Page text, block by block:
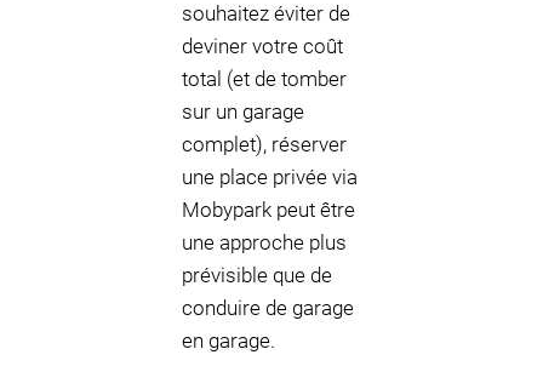
souhaitez éviter de
deviner votre coût
total (et de tomber
sur un garage
complet), réserver
une place privée via
Mobypark peut être
une approche plus
prévisible que de
conduire de garage
en garage.